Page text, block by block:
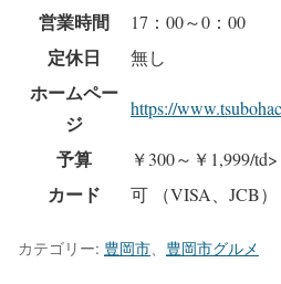
営業時間 17：00～0：00
定休日 無し
ホームペー
ジ
https://
予算 ￥300～￥1,999/td>
カード 可 （VISA、JCB）
カテゴリー: 豊岡市 豊岡市グルメ